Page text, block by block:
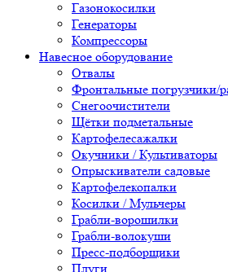
Газонокосилки
Генераторы
Компрессоры
Навесное оборудование
Отвалы
Фронтальные погрузчики/
Снегоочистители
Щётки подметальные
Картофелесажалки
Окучники / Культиваторы
Опрыскиватели садовые
Картофелекопалки
Косилки / Мульчеры
Грабли-ворошилки
Грабли-волокуши
Пресс-подборщики
Плуги